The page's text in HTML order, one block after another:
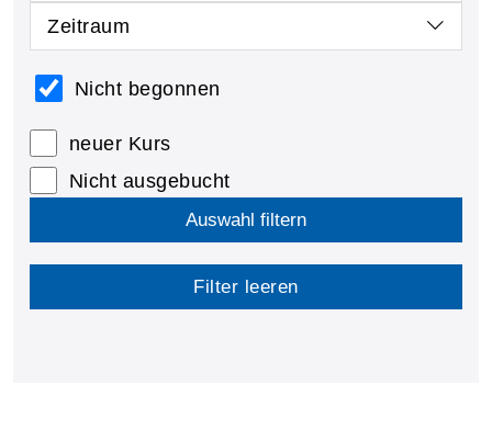
Zeitraum
Nicht begonnen
neuer Kurs
Nicht ausgebucht
Auswahl filtern
Filter leeren